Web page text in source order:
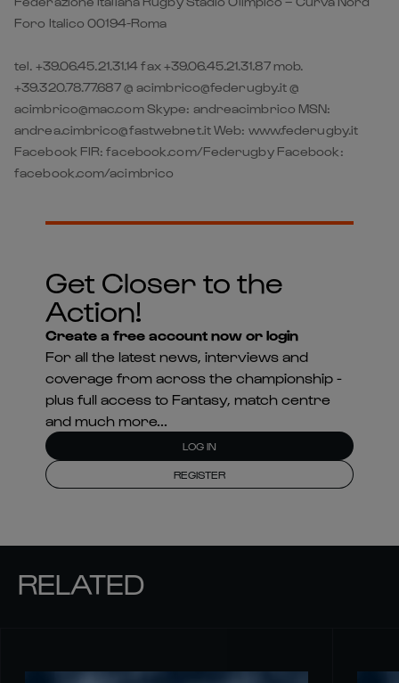
Foro Italico 00194-Roma
tel. +39.06.45.21.31.14 fax +39.06.45.21.31.87 mob.
+39.320.78.77.687 @ acimbrico@federugby.it @
acimbrico@mac.com Skype: andreacimbrico MSN:
andrea.cimbrico@fastwebnet.it Web: www.federugby.it
Facebook FIR: facebook.com/Federugby Facebook:
facebook.com/acimbrico
Get Closer to the
Action!
Create a free account now or login
For all the latest news, interviews and
coverage from across the championship -
plus full access to Fantasy, match centre
and much more...
LOG IN
REGISTER
RELATED